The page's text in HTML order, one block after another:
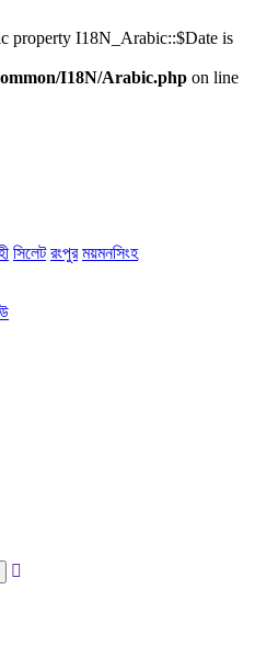
property I18N_Arabic::$Date is
I18N/Arabic.php on line
সিলেট রংপুর ময়মনসিংহ